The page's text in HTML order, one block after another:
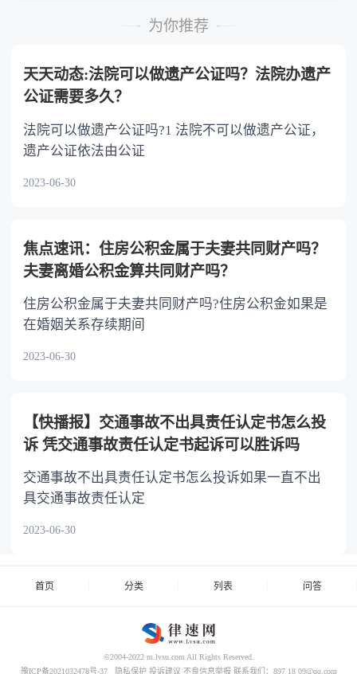
的继承人，不尽扶养义务的，分配遗产时，应当
为你推荐
天天动态:法院可以做遗产公证吗？法院办遗产
公证需要多久？
法院可以做遗产公证吗?1 法院不可以做遗产公证，
遗产公证依法由公证
2023-06-30
焦点速讯：住房公积金属于夫妻共同财产吗？
夫妻离婚公积金算共同财产吗？
住房公积金属于夫妻共同财产吗?住房公积金如果是
在婚姻关系存续期间
2023-06-30
【快播报】交通事故不出具责任认定书怎么投
诉 凭交通事故责任认定书起诉可以胜诉吗
交通事故不出具责任认定书怎么投诉如果一直不出
具交通事故责任认定
2023-06-30
首页 分类 列表 问答
©2004-2022 m.lvsu.com All Rights Reserved.
豫ICP备2021032478号-37
隐私保护 投诉建议 不良信息举报 联系我们：897 18 09@qq.com